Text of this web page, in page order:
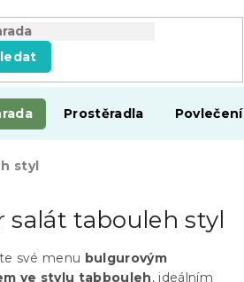
Prostěradla Povlečení
styl
salát tabouleh styl
své menu bulgurovým
ve stylu tabbouleh, ideálním